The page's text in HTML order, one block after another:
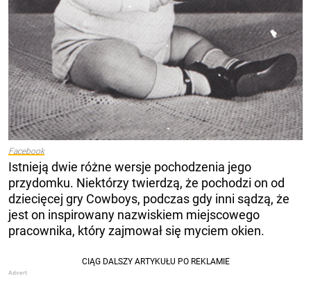
Facebook
Istnieją dwie różne wersje pochodzenia jego
przydomku. Niektórzy twierdzą, że pochodzi on od
dziecięcej gry Cowboys, podczas gdy inni sądzą, że
jest on inspirowany nazwiskiem miejscowego
pracownika, który zajmował się myciem okien.